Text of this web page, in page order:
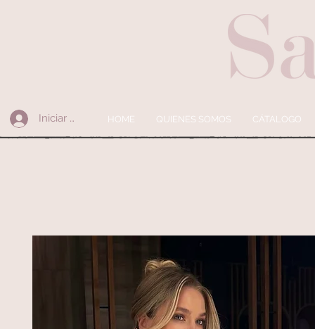
Iniciar sesión HOME QUIENES SOMOS CÁTALOGO